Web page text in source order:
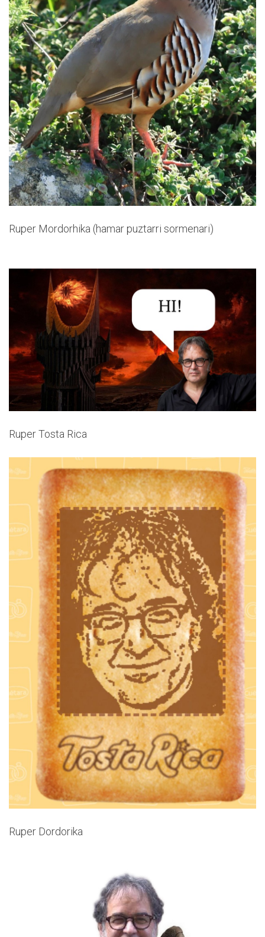
Ruper Mordorhika (hamar puztarri sormenari)
Ruper Tosta Rica
Ruper Dordorika